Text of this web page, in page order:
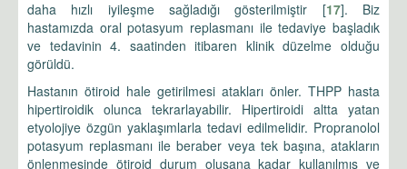
daha hızlı iyileşme sağladığı gösterilmiştir [17]. Biz
hastamızda oral potasyum replasmanı ile tedaviye başladık
ve tedavinin 4. saatinden itibaren klinik düzelme olduğu
görüldü.
Hastanın ötiroid hale getirilmesi atakları önler. THPP hasta
hipertiroidik olunca tekrarlayabilir. Hipertiroidi altta yatan
etyolojiye özgün yaklaşımlarla tedavi edilmelidir. Propranolol
potasyum replasmanı ile beraber veya tek başına, atakların
önlenmesinde ötiroid durum oluşana kadar kullanılmış ve